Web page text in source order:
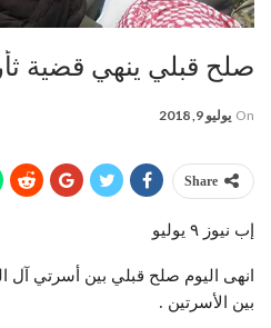
صلح قبلي ينهي قضية
On يوليو 9, 2018
Share
إب نيوز ٩ يوليو
انهى اليوم صلح قبلي بين أسرتي آل
بين الأسرتين .